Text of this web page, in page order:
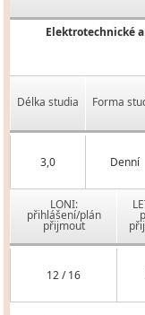
Elektrotechnické
Délka studia Forma
3,0 Denní
LONI:
přihlášení/plán
přijmout
12 / 16